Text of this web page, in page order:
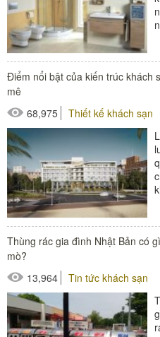
Điểm nổi bật của kiến trúc khách
mê
68,975
Thiết kế khách sạn
Thùng rác gia đình Nhật Bản có
mò?
13,964
Tin tức khách sạn